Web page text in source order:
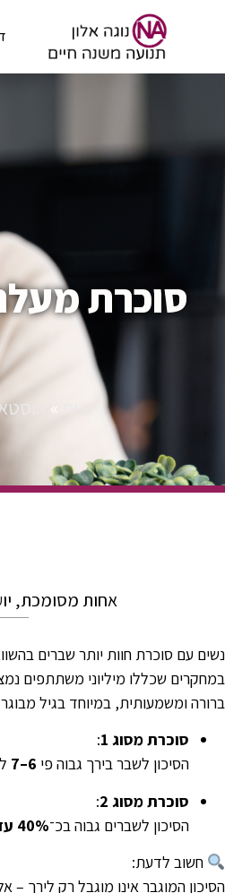
סוכרת
»
אחות מסומכת,
נשים עם סוכרת חוות יותר שברים
ברורה ומשמעותית, במיוחד בגיל מבוגר
סוכרת מסוג 1
:
הסיכון לשבר בירך גבוה פי 6–7
סוכרת מסוג 2
:
הסיכון לשברים גבוה בכ־40% עד 100%
חשוב לדעת:
הסיכון המוגבר אינו מוגבל רק לירך